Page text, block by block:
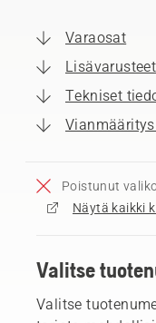
Varaosat
Lisävarusteet
Tekniset
Poistunut
Valitse
Valitse